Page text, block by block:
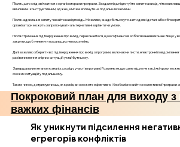
Після цього слід зв’язатися з організаторами програми. Заздалегідь підготуйте запит на вихід, чітко
ввічливим і конструктивним, адже це може вплинути на подальші взаємини.
Після надсилання запиту чекайте на відповідь. Можливо, знадобиться уточнити деякі деталі або
організатори можуть запропонувати альтернативні варіанти чи умови.
Після отримання підтвердження про вихід, переконайтеся, що всі фінансові зобов’язання виконані. Якщо у
закрити, щоб уникнути подальших непорозумінь.
Далі важливо зберегти всі підтвердження про вихід з програми, включаючи листи, електронні
разі виникнення спірних ситуацій у майбутньому.
Завершальним етапом є аналіз досвіду участі в програмі. Розгляньте, що саме пішло не так, і які уроки
схожих ситуацій у подальшому.
Таким чином, дотримуючись цих кроків, ви зможете ефективно і безболісно вийти з колективної програми
Покроковий план для виходу з
важких фінансів
Як уникнути підсилення
егрегорів конфліктів